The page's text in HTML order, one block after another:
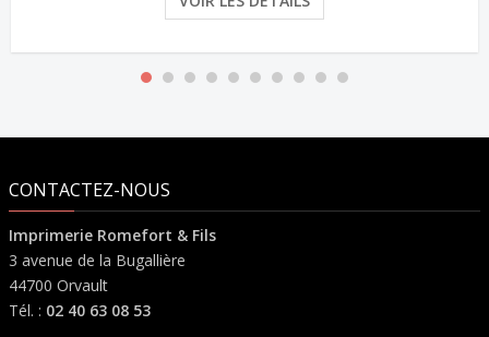
CONTACTEZ-NOUS
Imprimerie Romefort & Fils
3 avenue de la Bugallière
44700 Orvault
Tél. : 02 40 63 08 53